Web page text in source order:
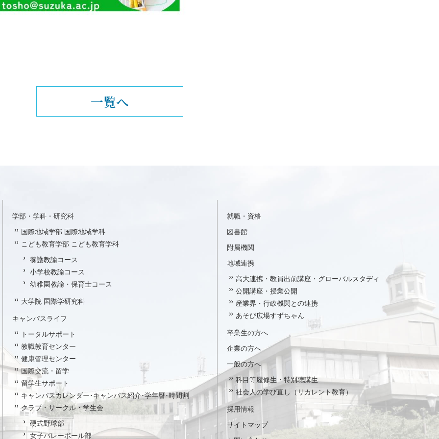
一覧へ
学部・学科・研究科
国際地域学部 国際地域学科
こども教育学部 こども教育学科
養護教諭コース
小学校教諭コース
幼稚園教諭・保育士コース
大学院 国際学研究科
キャンパスライフ
トータルサポート
教職教育センター
健康管理センター
国際交流・留学
留学生サポート
キャンパスカレンダー･キャンパス紹介･学年暦･時間割
クラブ・サークル・学生会
硬式野球部
女子バレーボール部
就職・資格
図書館
附属機関
地域連携
高大連携・教員出前講座・グローバルスタディ
公開講座・授業公開
産業界・行政機関との連携
あそび広場すずちゃん
卒業生の方へ
企業の方へ
一般の方へ
科目等履修生・特別聴講生
社会人の学び直し（リカレント教育）
採用情報
サイトマップ